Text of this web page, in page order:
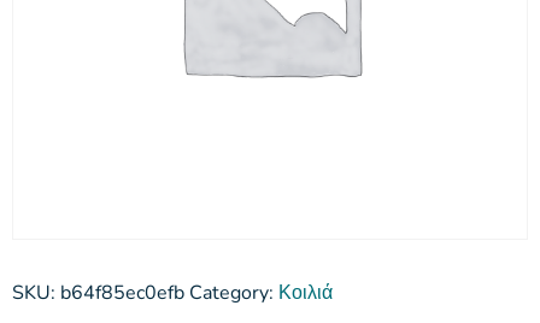
SKU: b64f85ec0efb Category: Κοιλιά